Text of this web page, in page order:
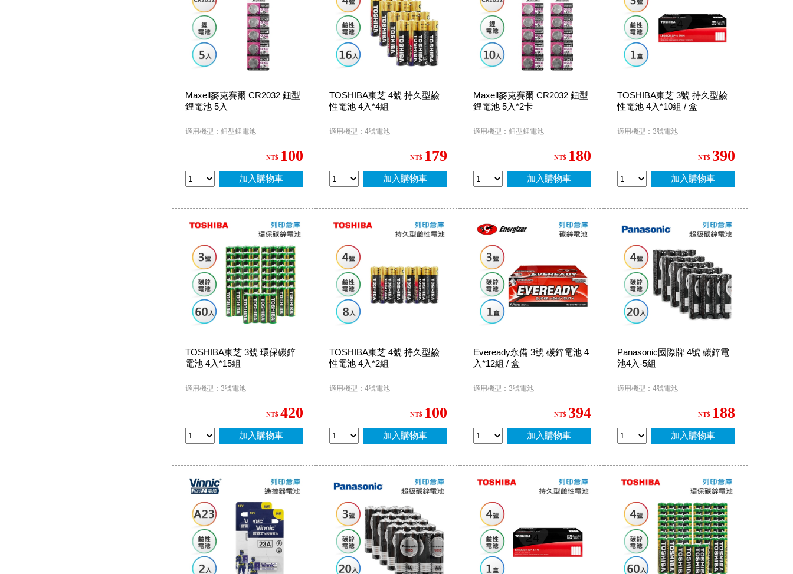
Maxell麥克賽爾 CR2032 鈕型
鋰電池 5入
適用機型：鈕型鋰電池
NT$ 100
加入購物車
TOSHIBA東芝 4號 持久型鹼
性電池 4入*4組
適用機型：4號電池
NT$ 179
加入購物車
Maxell麥克賽爾 CR2032 鈕型
鋰電池 5入*2卡
適用機型：鈕型鋰電池
NT$ 180
加入購物車
TOSHIBA東芝 3號 持久型鹼
性電池 4入*10組 / 盒
適用機型：3號電池
NT$ 390
加入購物車
TOSHIBA東芝 3號 環保碳鋅
電池 4入*15組
適用機型：3號電池
NT$ 420
加入購物車
TOSHIBA東芝 4號 持久型鹼
性電池 4入*2組
適用機型：4號電池
NT$ 100
加入購物車
Eveready永備 3號 碳鋅電池 4
入*12組 / 盒
適用機型：3號電池
NT$ 394
加入購物車
Panasonic國際牌 4號 碳鋅電
池4入-5組
適用機型：4號電池
NT$ 188
加入購物車